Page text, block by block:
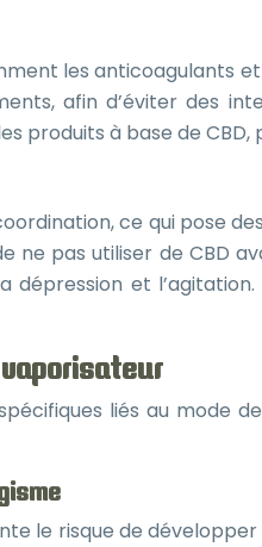
les anticoagulants
afin d’éviter des
produits à base de
ce qui pose
pas utiliser de CBD
dépression et
liés au
le risque de